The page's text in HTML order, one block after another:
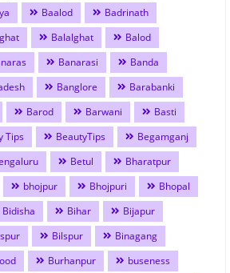
Baalod
Badrinath
Balalghat
Balod
Banarasi
Banda
Banglore
Barabanki
Barod Barwani
Basti
Tips BeautyTips
Begamganj
Betul
Bharatpur
bhojpur Bhojpuri
Bhopal
Bidisha Bihar
Bijapur
Bilspur
Binagang
Burhanpur
buseness